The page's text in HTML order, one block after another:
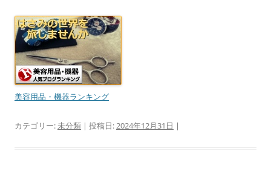
美容用品・機器ランキング
カテゴリー:未分類 | 投稿日:2024年12月31日 |